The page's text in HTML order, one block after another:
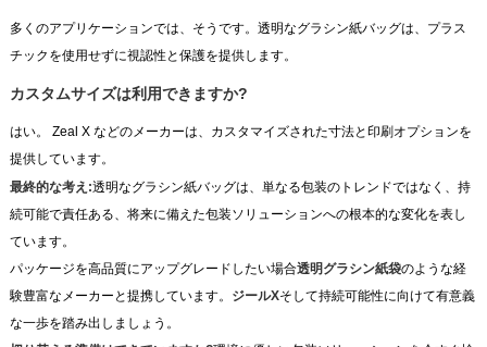
多くのアプリケーションでは、そうです。透明なグラシン紙バッグは、プラス
チックを使用せずに視認性と保護を提供します。
カスタムサイズは利用できますか?
はい。 Zeal X などのメーカーは、カスタマイズされた寸法と印刷オプションを
提供しています。
最終的な考え:透明なグラシン紙バッグは、単なる包装のトレンドではなく、持
続可能で責任ある、将来に備えた包装ソリューションへの根本的な変化を表し
ています。
パッケージを高品質にアップグレードしたい場合透明グラシン紙袋のような経
験豊富なメーカーと提携しています。 ジールXそして持続可能性に向けて有意義
な一歩を踏み出しましょう。